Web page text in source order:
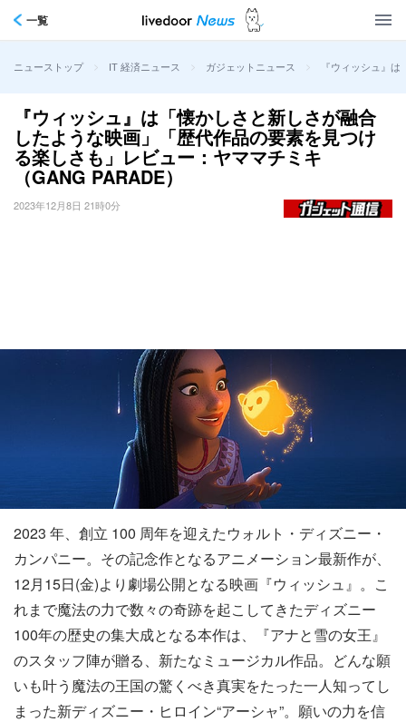
一覧
ニューストップ > IT 経済ニュース > ガジェットニュース > 『ウィッシュ』
『ウィッシュ』は「懐かしさと新しさが融合
したような映画」「歴代作品の要素を見つけ
る楽しさも」レビュー：ヤママチミキ
（GANG PARADE）
2023年12月8日 21時0分
2023 年、創立 100 周年を迎えたウォルト・ディズニー・
カンパニー。その記念作となるアニメーション最新作が、
12月15日(金)より劇場公開となる映画『ウィッシュ』。こ
れまで魔法の力で数々の奇跡を起こしてきたディズニー
100年の歴史の集大成となる本作は、『アナと雪の女王』
のスタッフ陣が贈る、新たなミュージカル作品。どんな願
いも叶う魔法の王国の驚くべき真実をたった一人知ってし
まった新ディズニー・ヒロイン“アーシャ”。願いの力を信